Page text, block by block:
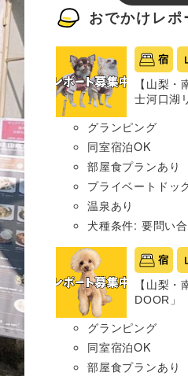
おでかけレポ
宿
【山梨
士河口湖
グランピング
同室宿泊OK
部屋食プランあり
プライベートドッ
温泉あり
犬種条件: 要問い
宿
【山梨
DOOR」
グランピング
同室宿泊OK
部屋食プランあり